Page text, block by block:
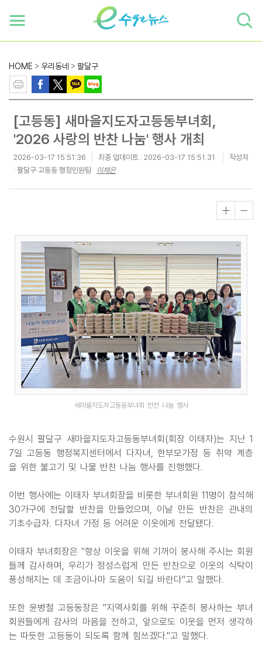
HOME > 우리동네 > 팔달구
[고등동] 새마을지도자고등동부녀회,
'2026 사랑의 반찬 나눔' 행사 개최
2026-03-17 15:51:36 최종 업데이트 : 2026-03-17 15:51:31
작성자
: 팔달구 고등동 행정민원팀
이채은
새마을지도자고등동부녀회 반찬 나눔 행사
수원시 팔달구 새마을지도자고등동부녀회(회장 이태자)는 지난 1
7일 고등동 행정복지센터에서 다자녀, 한부모가정 등 취약 계층
을 위한 불고기 및 나물 반찬 나눔 행사를 진행했다.
이번 행사에는 이태자 부녀회장을 비롯한 부녀회원 11명이 참석해
30가구에 전달할 반찬을 만들었으며, 이날 만든 반찬은 관내의
기초수급자. 다자녀 가정 등 어려운 이웃에게 전달됐다.
이태자 부녀회장은 "항상 이웃을 위해 기꺼이 봉사해 주시는 회원
들께 감사하며, 우리가 정성스럽게 만든 반찬으로 이웃의 식탁이
풍성해지는 데 조금이나마 도움이 되길 바란다"고 말했다.
또한 윤병철 고등동장은 "지역사회를 위해 꾸준히 봉사하는 부녀
회원들에게 감사의 마음을 전하고, 앞으로도 이웃을 먼저 생각하
는 따듯한 고등동이 되도록 함께 힘쓰겠다."고 말했다.